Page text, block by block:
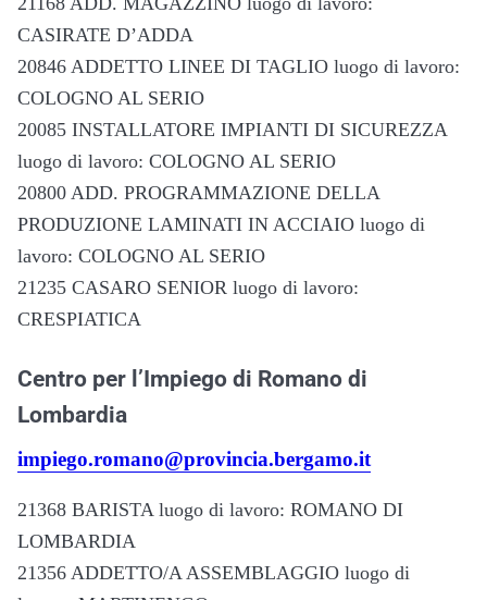
CASIRATE D’ADDA
20846 ADDETTO LINEE DI TAGLIO luogo di lavoro:
COLOGNO AL SERIO
20085 INSTALLATORE IMPIANTI DI SICUREZZA
luogo di lavoro: COLOGNO AL SERIO
20800 ADD. PROGRAMMAZIONE DELLA
PRODUZIONE LAMINATI IN ACCIAIO luogo di
lavoro: COLOGNO AL SERIO
21235 CASARO SENIOR luogo di lavoro:
CRESPIATICA
Centro per l’Impiego di Romano di
Lombardia
impiego.romano@provincia.bergamo.it
21368 BARISTA luogo di lavoro: ROMANO DI
LOMBARDIA
21356 ADDETTO/A ASSEMBLAGGIO luogo di